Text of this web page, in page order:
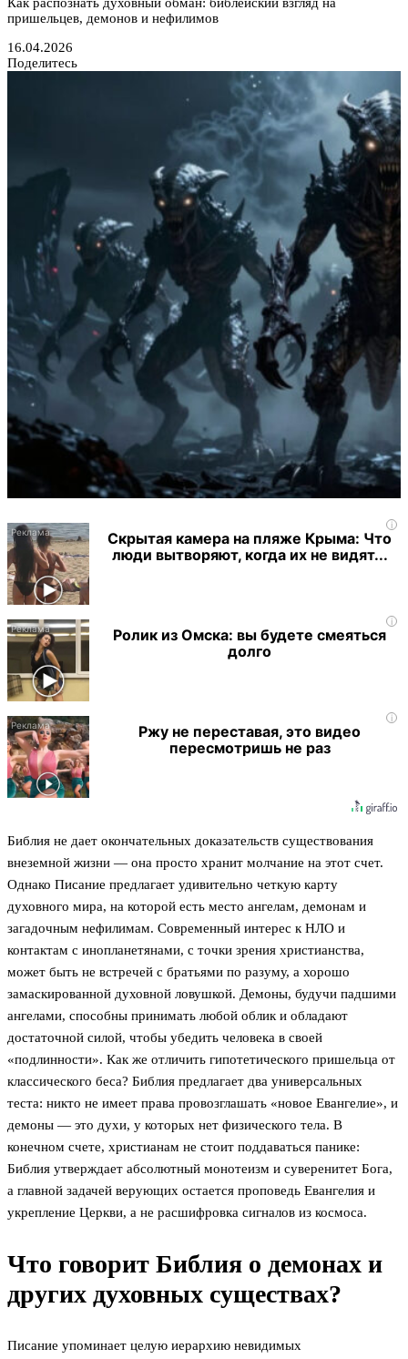
пришельцев, демонов и нефилимов
16.04.2026
Поделитесь
i
Скрытая камера на пляже Крыма: Что
люди вытворяют, когда их не видят...
i
Ролик из Омска: вы будете смеяться
долго
i
Ржу не переставая, это видео
пересмотришь не раз
Библия не дает окончательных доказательств существования
внеземной жизни — она просто хранит молчание на этот счет.
Однако Писание предлагает удивительно четкую карту
духовного мира, на которой есть место ангелам, демонам и
загадочным нефилимам. Современный интерес к НЛО и
контактам с инопланетянами, с точки зрения христианства,
может быть не встречей с братьями по разуму, а хорошо
замаскированной духовной ловушкой. Демоны, будучи падшими
ангелами, способны принимать любой облик и обладают
достаточной силой, чтобы убедить человека в своей
«подлинности». Как же отличить гипотетического пришельца от
классического беса? Библия предлагает два универсальных
теста: никто не имеет права провозглашать «новое Евангелие», и
демоны — это духи, у которых нет физического тела. В
конечном счете, христианам не стоит поддаваться панике:
Библия утверждает абсолютный монотеизм и суверенитет Бога,
а главной задачей верующих остается проповедь Евангелия и
укрепление Церкви, а не расшифровка сигналов из космоса.
Что говорит Библия о демонах и
других духовных существах?
Писание упоминает целую иерархию невидимых